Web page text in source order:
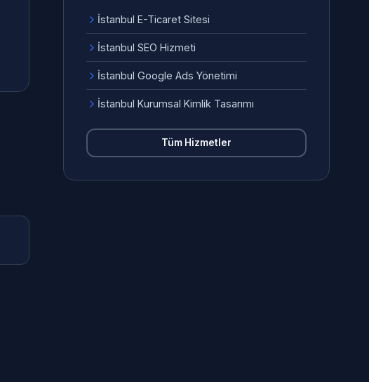
İstanbul E-Ticaret Sitesi
İstanbul SEO Hizmeti
İstanbul Google Ads Yönetimi
İstanbul Kurumsal Kimlik Tasarımı
Tüm Hizmetler